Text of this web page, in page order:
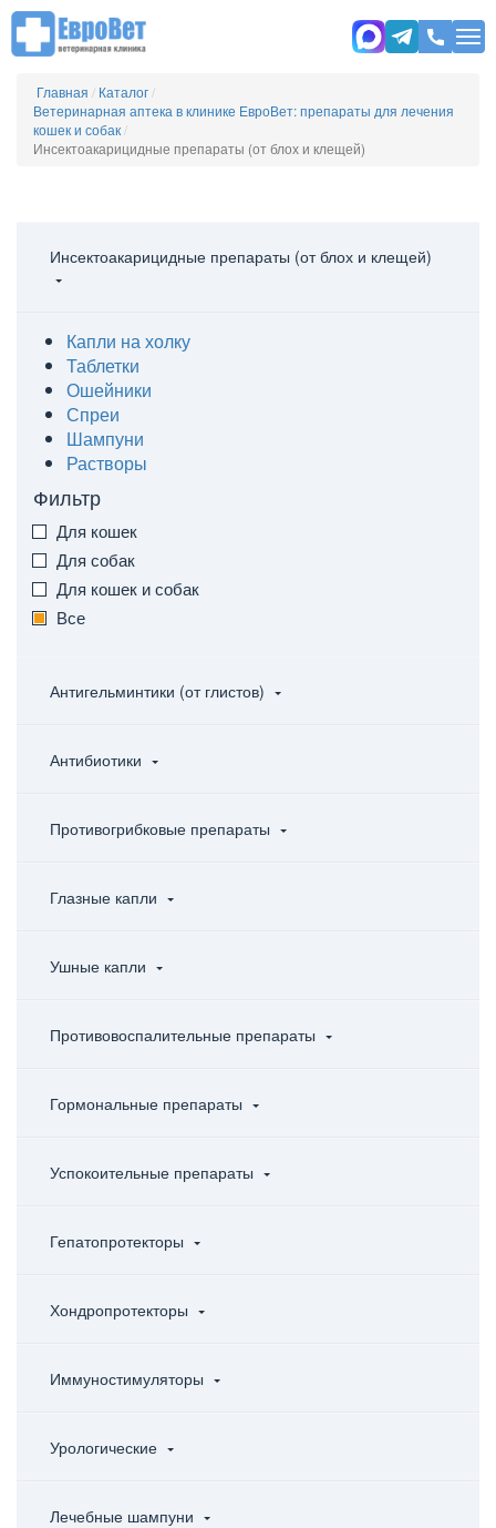
Главная / Каталог/
Ветеринарная аптека в клинике ЕвроВет: препараты для лечения
кошек и собак/
Инсектоакарицидные препараты (от блох и клещей)
Инсектоакарицидные препараты (от блох и клещей)
Капли на холку
Таблетки
Ошейники
Спреи
Шампуни
Растворы
Фильтр
Для кошек
Для собак
Для кошек и собак
Все
Антигельминтики (от глистов)
Антибиотики
Противогрибковые препараты
Глазные капли
Ушные капли
Противовоспалительные препараты
Гормональные препараты
Успокоительные препараты
Гепатопротекторы
Хондропротекторы
Иммуностимуляторы
Урологические
Лечебные шампуни